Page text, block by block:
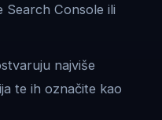
Search Console ili
najviše
te ih označite kao